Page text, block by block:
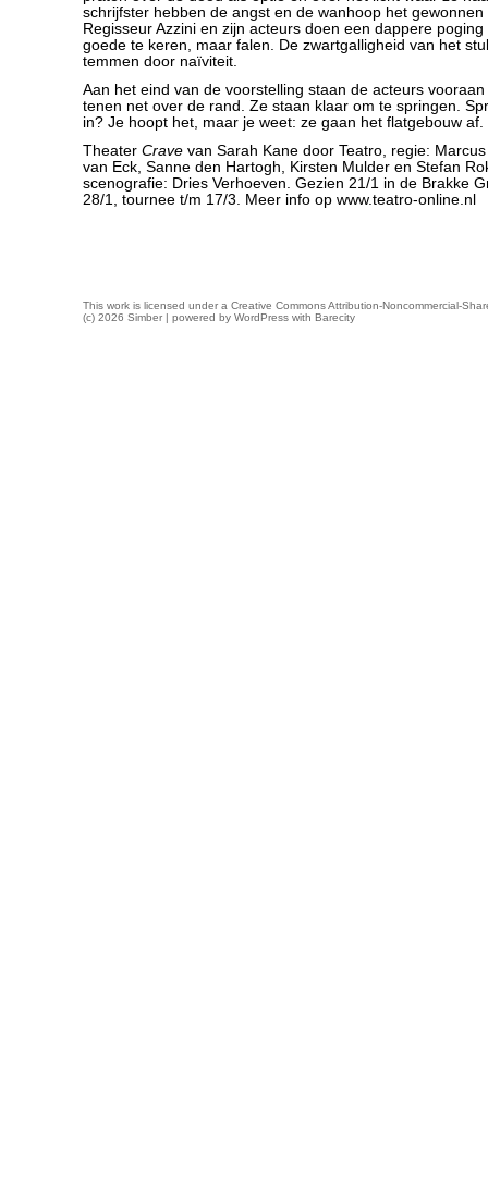
schrijfster hebben de angst en de wanhoop het
Regisseur Azzini en zijn acteurs doen een dappere
goede te keren, maar falen. De zwartgalligheid van het
temmen door naïviteit.
Aan het eind van de voorstelling staan de acteurs
tenen net over de rand. Ze staan klaar om te springen.
in? Je hoopt het, maar je weet: ze gaan het flatgebouw af.
Theater Crave van Sarah Kane door Teatro, regie:
van Eck, Sanne den Hartogh, Kirsten Mulder en Stefan
scenografie: Dries Verhoeven. Gezien 21/1 in de Brakke
28/1, tournee t/m 17/3. Meer info op www.teatro-online.nl
This work is licensed under a Creative Commons Attribution-Noncommercial-
(c) 2026 Simber | powered by WordPress with Barecity